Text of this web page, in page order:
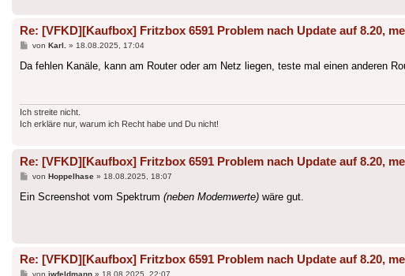
Re: [VFKD][Kaufbox] Fritzbox 6591 Problem nach Update auf 8.20,
Beitrag
von Karl. » 18.08.2025, 17:04
Da fehlen Kanäle, kann am Router oder am Netz liegen, teste mal einen anderen
Ich streite nicht.
Ich erkläre nur, warum ich Recht habe und Du nicht!
Re: [VFKD][Kaufbox] Fritzbox 6591 Problem nach Update auf 8.20,
Beitrag
von Hoppelhase» 18.08.2025, 18:07
Ein Screenshot vom Spektrum (neben Modemwerte) wäre gut.
Re: [VFKD][Kaufbox] Fritzbox 6591 Problem nach Update auf 8.20,
Beitrag